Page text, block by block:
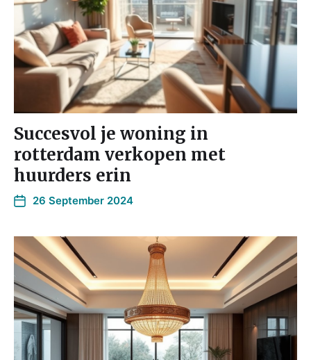
Succesvol je woning in
rotterdam verkopen met
huurders erin
26 September 2024